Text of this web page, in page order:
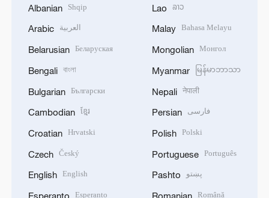
Albanian Shqip
Arabic العربية
Belarusian Беларуская
Bengali বাংলা
Bulgarian Български
Cambodian ខ្មែរ
Croatian Hrvatski
Czech Český
English English
Esperanto Esperanto
Lao ລາວ
Malay Bahasa Melayu
Mongolian Монгол
Myanmar မြန်မာဘာသာ
Nepali नेपाली
Persian فارسی
Polish Polski
Portuguese Português
Pashto پښتو
Romanian Română